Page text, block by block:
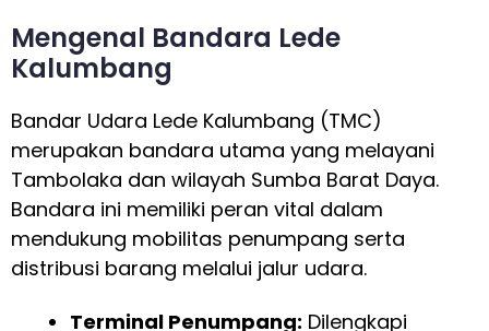
Mengenal Bandara Lede
Kalumbang
Bandar Udara Lede Kalumbang (TMC)
merupakan bandara utama yang melayani
Tambolaka dan wilayah Sumba Barat Daya.
Bandara ini memiliki peran vital dalam
mendukung mobilitas penumpang serta
distribusi barang melalui jalur udara.
Terminal Penumpang: Dilengkapi